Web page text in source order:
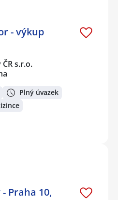
- výkup
s.r.o.
Plný úvazek
Praha 10,